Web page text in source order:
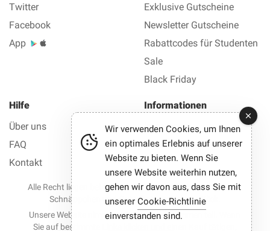
Twitter
Facebook
App
Exklusive Gutscheine
Newsletter Gutscheine
Rabattcodes für Studenten
Sale
Black Friday
Hilfe
Über uns
FAQ
Kontakt
Informationen
Impressum
Datenschutz AGB
Alle Recht liegen bei © 2012-2026 Best Gutscheine — Alle
Schnäppchen und Gutscheine mit einem Klick.
Unsere Website nimmt an Partnerprogrammen teil. Wenn
Sie auf bestimmte Links klicken und einen Kauf tätigen,
Wir verwenden Cookies, um Ihnen
ein optimales Erlebnis auf unserer
Website zu bieten. Wenn Sie
unsere Website weiterhin nutzen,
gehen wir davon aus, dass Sie mit
unserer Cookie-Richtlinie
einverstanden sind.